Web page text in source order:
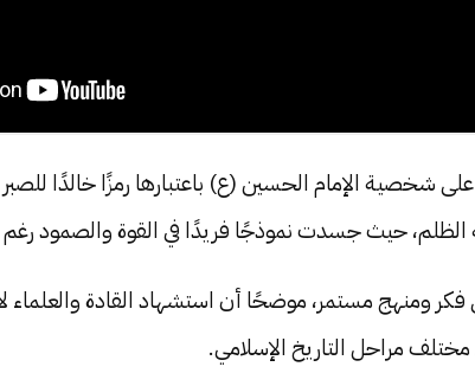
شخصية الإمام الحسين (ع) باعتبارها رمزًا خالدًا للصبر
حيث جسدت نموذجًا فريدًا في القوة والصمود
ومنهج مستمر، موضحًا أن استشهاد القادة والعلماء لا
مراحل التاريخ الإسلامي.